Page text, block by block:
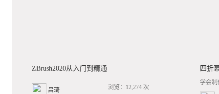
ZBrush2020从入门到精通
吕琦 浏览：12,274 次
四折
学会制